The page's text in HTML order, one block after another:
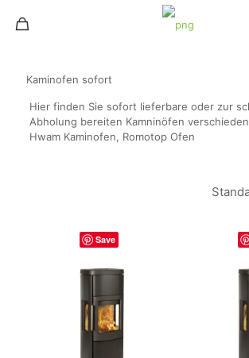
Kaminofen sofort
Hier finden Sie sofort lieferbare oder zur
Abholung bereiten Kamninöfen
Hwam Kaminofen, Romotop Ofen
Save